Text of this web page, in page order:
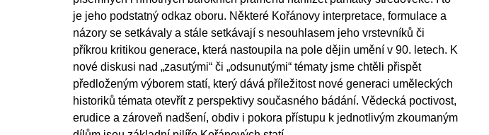
je jeho podstatný odkaz oboru. Některé Kořánovy interpretace, formulace a
názory se setkávaly a stále setkávají s nesouhlasem jeho vrstevníků či
příkrou kritikou generace, která nastoupila na pole dějin umění v 90. letech. K
nové diskusi nad „zasutými“ či „odsunutými“ tématy jsme chtěli přispět
předloženým výborem statí, který dává příležitost nové generaci uměleckých
historiků témata otevřít z perspektivy současného bádání. Vědecká poctivost,
erudice a zároveň nadšení, obdiv i pokora přístupu k jednotlivým zkoumaným